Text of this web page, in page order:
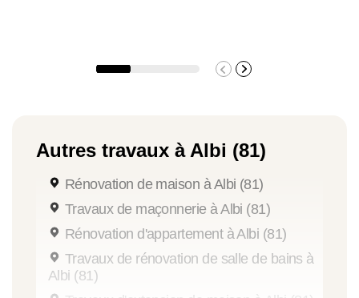
Autres travaux à Albi (81)
Rénovation de maison à Albi (81)
Travaux de maçonnerie à Albi (81)
Rénovation d'appartement à Albi (81)
Travaux de rénovation de salle de bains à
Albi (81)